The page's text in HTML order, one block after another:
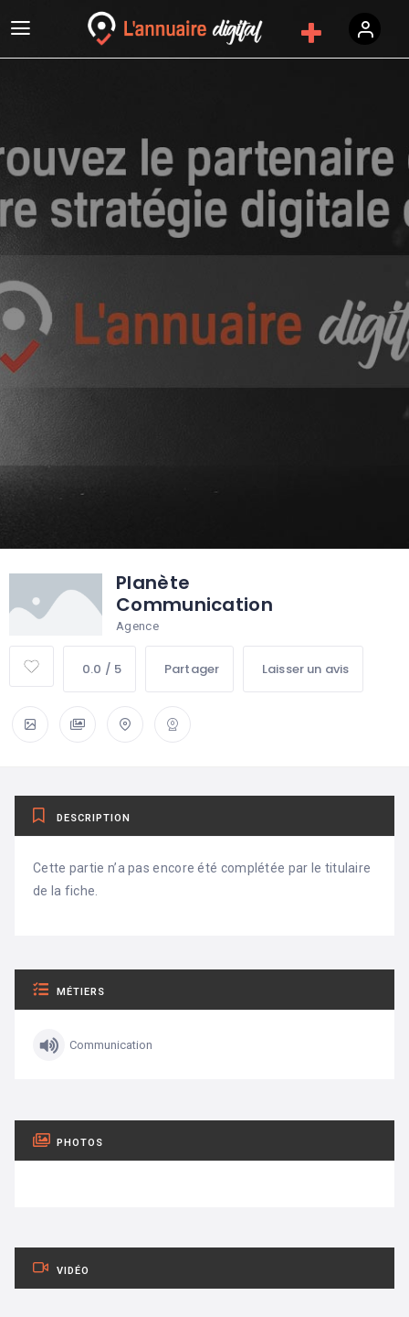
Planète
Communication
Agence
0.0 / 5 Partager Laisser un avis
DESCRIPTION
Cette partie n’a pas encore été complétée par le titulaire
de la fiche.
MÉTIERS
Communication
PHOTOS
VIDÉO